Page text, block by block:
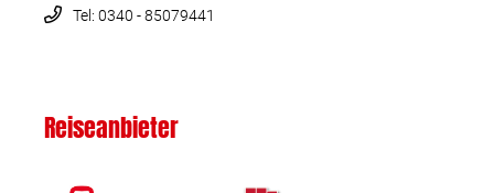
Tel: 0340 - 85079441
Reiseanbieter